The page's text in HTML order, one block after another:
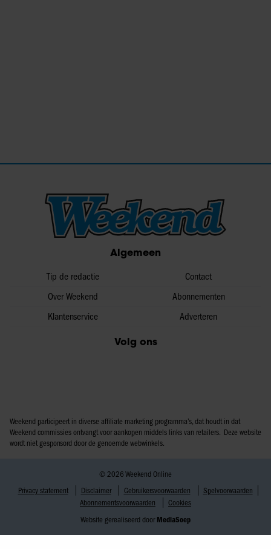
Algemeen
Tip de redactie
Over Weekend
Klantenservice
Contact
Abonnementen
Adverteren
Volg ons
Weekend participeert in diverse affiliate marketing programma’s, dat houdt in dat
Weekend commissies ontvangt voor aankopen middels links van retailers. Deze website
wordt niet gesponsord door de genoemde webwinkels.
© 2026 Weekend Online
Privacy statement
Disclaimer Gebruikersvoorwaarden
Spelvoorwaarden
Abonnementsvoorwaarden
Cookies
Website gerealiseerd door MediaSoep